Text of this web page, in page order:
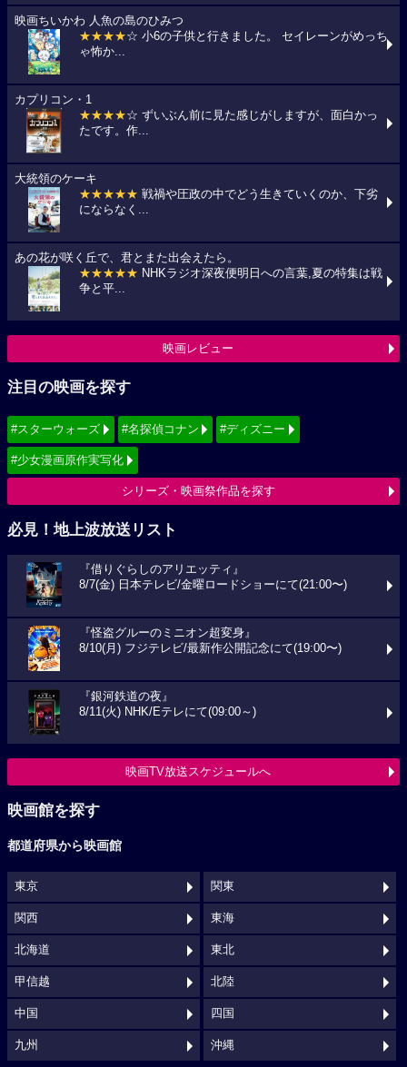
映画ちいかわ 人魚の島のひみつ
★★★★☆ 小6の子供と行きました。 セイレーンがめっち
ゃ怖か...
カプリコン・1
★★★★☆ ずいぶん前に見た感じがしますが、面白かっ
たです。作...
大統領のケーキ
★★★★★ 戦禍や圧政の中でどう生きていくのか、下劣
にならなく...
あの花が咲く丘で、君とまた出会えたら。
★★★★★ NHKラジオ深夜便明日への言葉,夏の特集は戦
争と平...
映画レビュー
注目の映画を探す
#スターウォーズ #名探偵コナン #ディズニー
#少女漫画原作実写化
シリーズ・映画祭作品を探す
必見！地上波放送リスト
『借りぐらしのアリエッティ』
8/7(金) 日本テレビ/金曜ロードショーにて(21:00〜)
『怪盗グルーのミニオン超変身』
8/10(月) フジテレビ/最新作公開記念にて(19:00〜)
『銀河鉄道の夜』
8/11(火) NHK/Eテレにて(09:00～)
映画TV放送スケジュールへ
映画館を探す
都道府県から映画館
東京 関東
関西 東海
北海道 東北
甲信越 北陸
中国 四国
九州 沖縄